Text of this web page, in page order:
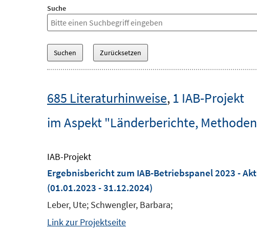
Suche
685 Literaturhinweise, 1 IAB-Projekt
im Aspekt "Länderberichte,
IAB-Projekt
Ergebnisbericht zum IAB-Betriebspanel 2023 -
(01.01.2023 - 31.12.2024)
Leber, Ute; Schwengler, Barbara;
Link zur Projektseite